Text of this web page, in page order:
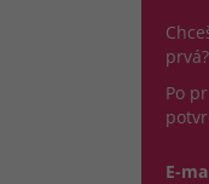
Po
E-